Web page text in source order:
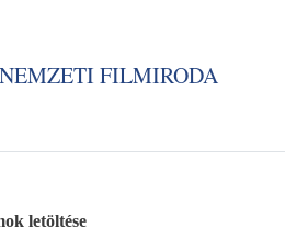
NEMZETI FILMIRODA
letöltése